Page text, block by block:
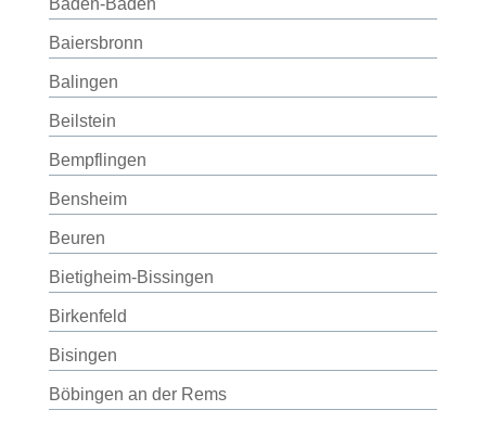
Baden-Baden
Baiersbronn
Balingen
Beilstein
Bempflingen
Bensheim
Beuren
Bietigheim-Bissingen
Birkenfeld
Bisingen
Böbingen an der Rems